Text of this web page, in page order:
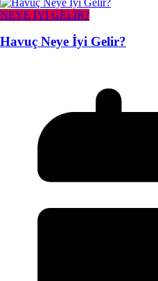
NEYE İYİ GELİR?
Havuç Neye İyi Gelir?